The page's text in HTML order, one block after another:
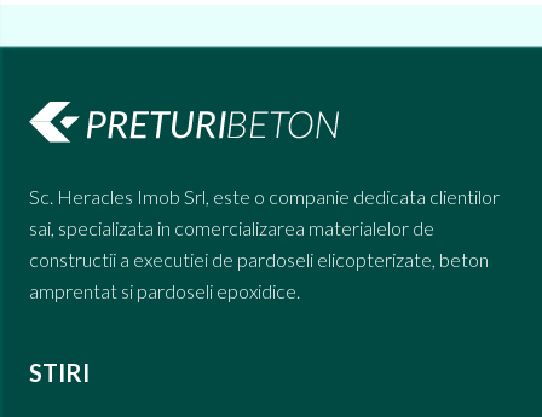
Sc. Heracles Imob Srl, este o companie dedicata clientilor
sai, specializata in comercializarea materialelor de
constructii a executiei de pardoseli elicopterizate, beton
amprentat si pardoseli epoxidice.
STIRI